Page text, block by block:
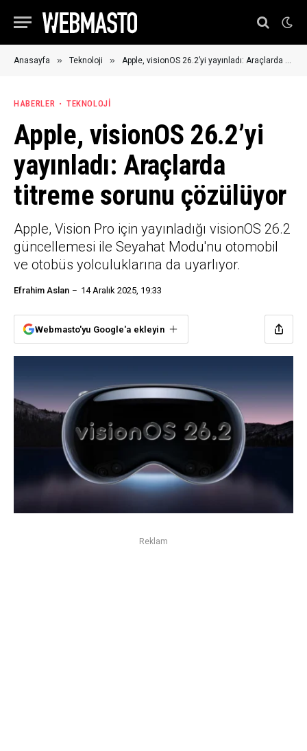
Anasayfa » Teknoloji » Apple, visionOS 26.2’yi yayınladı: Araçlarda titreme sorunu çözülüyor
HABERLER TEKNOLOJI
Apple, visionOS 26.2’yi
yayınladı: Araçlarda
titreme sorunu çözülüyor
Apple, Vision Pro için yayınladığı visionOS 26.2
güncellemesi ile Seyahat Modu'nu otomobil
ve otobüs yolculuklarına da uyarlıyor.
Efrahim Aslan 14 Aralık 2025, 19:33
Webmasto'yu Google'a ekleyin
Reklam